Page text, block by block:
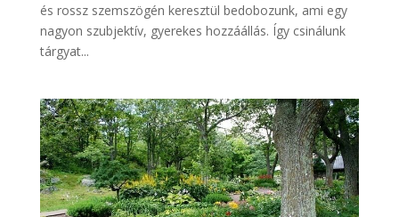
és rossz szemszögén keresztül bedobozunk, ami egy
nagyon szubjektív, gyerekes hozzáállás. Így csinálunk
tárgyat...